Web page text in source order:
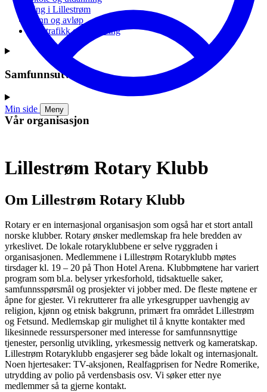
Min side Meny
Ung i Lillestrøm
Vann og avløp
Vei, trafikk og parkering
Samfunnsutvikling
Vår organisasjon
Lillestrøm Rotary Klubb
Om Lillestrøm Rotary Klubb
Rotary er en internasjonal organisasjon som også har et stort antall
norske klubber. Rotary ønsker medlemskap fra hele bredden av
yrkeslivet. De lokale rotaryklubbene er selve ryggraden i
organisasjonen. Medlemmene i Lillestrøm Rotaryklubb møtes
tirsdager kl. 19 – 20 på Thon Hotel Arena. Klubbmøtene har variert
program som bl.a. belyser yrkesforhold, tidsaktuelle saker,
samfunnsspørsmål og prosjekter vi jobber med. De fleste møtene er
åpne for gjester. Vi rekrutterer fra alle yrkesgrupper uavhengig av
religion, kjønn og etnisk bakgrunn, primært fra området Lillestrøm
og Fetsund. Medlemskap gir mulighet til å knytte kontakter med
likesinnede ressurspersoner med interesse for samfunnsnyttige
tjenester, personlig utvikling, yrkesmessig nettverk og kameratskap.
Lillestrøm Rotaryklubb engasjerer seg både lokalt og internasjonalt.
Noen hjertesaker: TV-aksjonen, Realfagprisen for Nedre Romerike,
utrydding av polio på verdensbasis osv. Vi søker etter nye
medlemmer så ta gjerne kontakt.